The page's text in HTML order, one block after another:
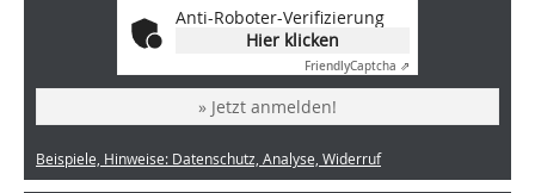
Anti-Roboter-Verifizierung
Hier klicken
FriendlyCaptcha ⇗
» Jetzt anmelden!
Beispiele, Hinweise: Datenschutz, Analyse, Widerruf